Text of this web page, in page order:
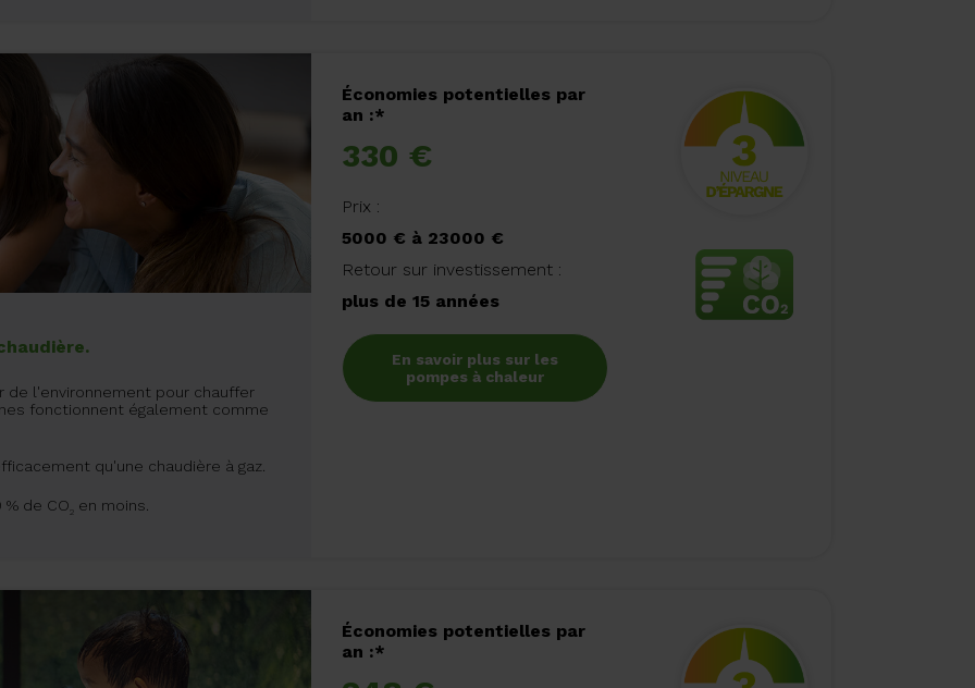
de l'environnement pour chauffer
fonctionnent également comme
qu'une chaudière à gaz.
de CO 2 en moins.
Économies potentielles par
an :*
330 €
Prix :
5000 € à 23000 €
Retour sur investissement :
plus de 15 années
En savoir plus sur les
pompes à chaleur
Économies potentielles par
an :*